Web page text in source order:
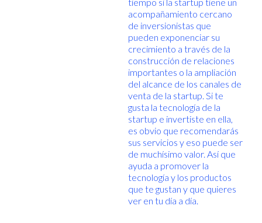
acompañamiento cercano
de inversionistas que
pueden exponenciar su
crecimiento a través de la
construcción de relaciones
importantes o la ampliación
del alcance de los canales de
venta de la startup. Si te
gusta la tecnología de la
startup e invertiste en ella,
es obvio que recomendarás
sus servicios y eso puede ser
de muchísimo valor. Así que
ayuda a promover la
tecnología y los productos
que te gustan y que quieres
ver en tu día a día.